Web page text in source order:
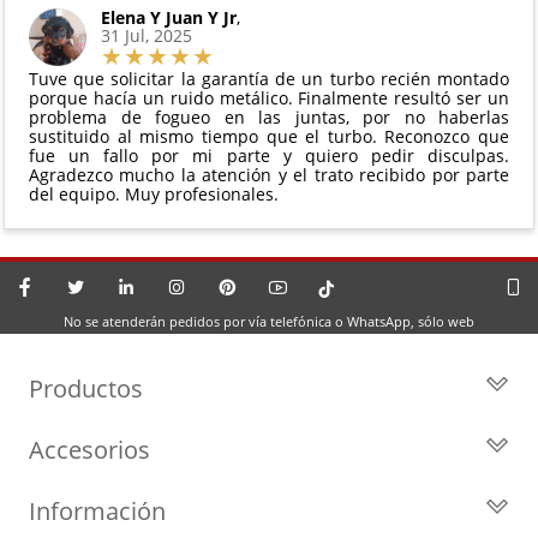
Elena Y Juan Y Jr,
31 Jul, 2025
Tuve que solicitar la garantía de un turbo recién montado
porque hacía un ruido metálico. Finalmente resultó ser un
problema de fogueo en las juntas, por no haberlas
sustituido al mismo tiempo que el turbo. Reconozco que
fue un fallo por mi parte y quiero pedir disculpas.
Agradezco mucho la atención y el trato recibido por parte
del equipo. Muy profesionales.
No se atenderán pedidos por vía telefónica o WhatsApp, sólo web
Productos
Turbos por Marca
Accesorios
Geometrías
Información